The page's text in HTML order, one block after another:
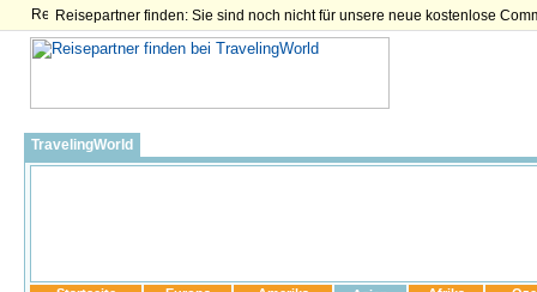
Reisepartner finden: Sie sind noch nicht für unsere neue kostenlose
TravelingWorld